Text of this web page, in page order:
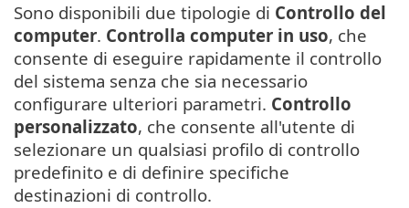
Sono disponibili due tipologie di Controllo del
computer. Controlla computer in uso, che
consente di eseguire rapidamente il controllo
del sistema senza che sia necessario
configurare ulteriori parametri. Controllo
personalizzato, che consente all'utente di
selezionare un qualsiasi profilo di controllo
predefinito e di definire specifiche
destinazioni di controllo.